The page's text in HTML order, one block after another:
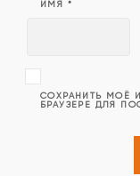
ИМЯ *
СОХРАНИТЬ МОЁ
БРАУЗЕРЕ ДЛЯ